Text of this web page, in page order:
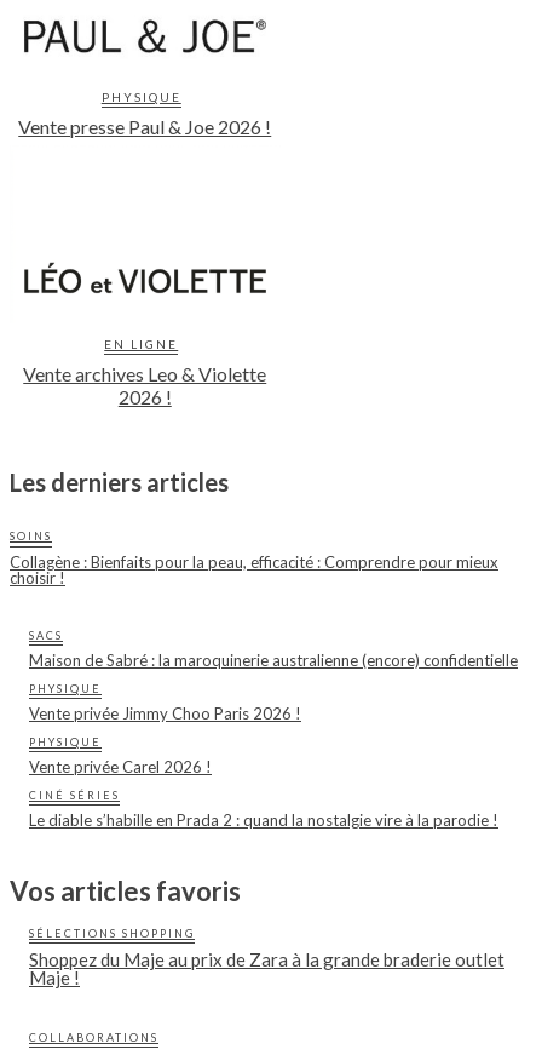
PHYSIQUE
Vente presse Paul & Joe 2026 !
EN LIGNE
Vente archives Leo & Violette
2026 !
Les derniers articles
SOINS
Collagène : Bienfaits pour la peau, efficacité : Comprendre pour mieux
choisir !
SACS
Maison de Sabré : la maroquinerie australienne (encore) confidentielle
PHYSIQUE
Vente privée Jimmy Choo Paris 2026 !
PHYSIQUE
Vente privée Carel 2026 !
CINÉ SÉRIES
Le diable s’habille en Prada 2 : quand la nostalgie vire à la parodie !
Vos articles favoris
SÉLECTIONS SHOPPING
Shoppez du Maje au prix de Zara à la grande braderie outlet
Maje !
COLLABORATIONS